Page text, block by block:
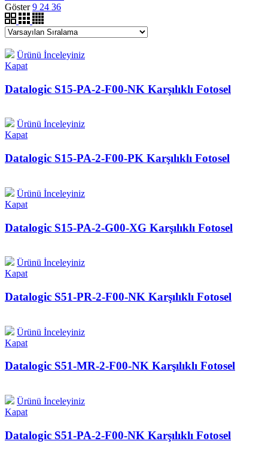
Göster9 24 36
Ürünü İnceleyiniz
Kapat
Datalogic S15-PA-2-F00-NK Karşılıklı Fotosel
Ürünü İnceleyiniz
Kapat
Datalogic S15-PA-2-F00-PK Karşılıklı Fotosel
Ürünü İnceleyiniz
Kapat
Datalogic S15-PA-2-G00-XG Karşılıklı Fotosel
Ürünü İnceleyiniz
Kapat
Datalogic S51-PR-2-F00-NK Karşılıklı Fotosel
Ürünü İnceleyiniz
Kapat
Datalogic S51-MR-2-F00-NK Karşılıklı Fotosel
Ürünü İnceleyiniz
Kapat
Datalogic S51-PA-2-F00-NK Karşılıklı Fotosel